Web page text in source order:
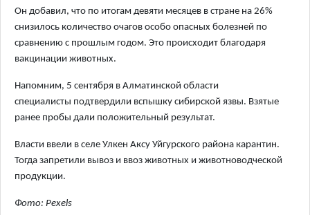
Он добавил, что по итогам девяти месяцев в стране на 26%
снизилось количество очагов особо опасных болезней по
сравнению с прошлым годом. Это происходит благодаря
вакцинации животных.
Напомним, 5 сентября в Алматинской области
специалисты подтвердили вспышку сибирской язвы. Взятые
ранее пробы дали положительный результат.
Власти ввели в селе Улкен Аксу Уйгурского района карантин.
Тогда запретили вывоз и ввоз животных и животноводческой
продукции.
Фото: Pexels